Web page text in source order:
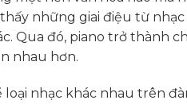
những giai điệu từ
Qua đó, piano trở thành
nhau hơn.
loại nhạc khác nhau trên